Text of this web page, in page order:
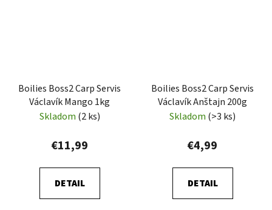
Boilies Boss2 Carp Servis
Václavík Mango 1kg
Skladom (2 ks)
€11,99
DETAIL
Boilies Boss2 Carp Servis
Václavík Anštajn 200g
Skladom (>3 ks)
€4,99
DETAIL